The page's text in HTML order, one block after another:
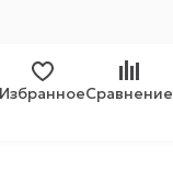
ИзбранноеСравнение